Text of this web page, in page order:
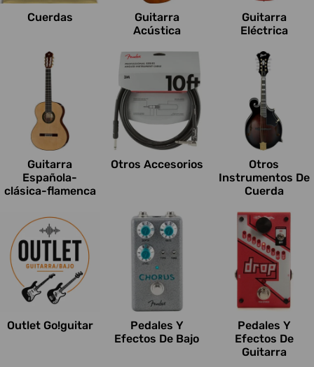
Cuerdas
Guitarra
Acústica
Guitarra
Eléctrica
Guitarra
Española-
clásica-flamenca
Otros Accesorios
Otros
Instrumentos De
Cuerda
Outlet Go!guitar
Pedales Y
Efectos De Bajo
Pedales Y
Efectos De
Guitarra